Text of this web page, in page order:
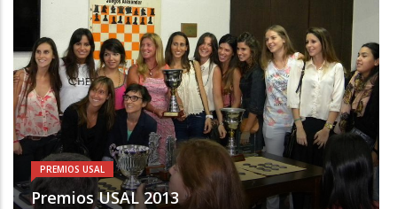
PREMIOS USAL
Premios USAL 2013